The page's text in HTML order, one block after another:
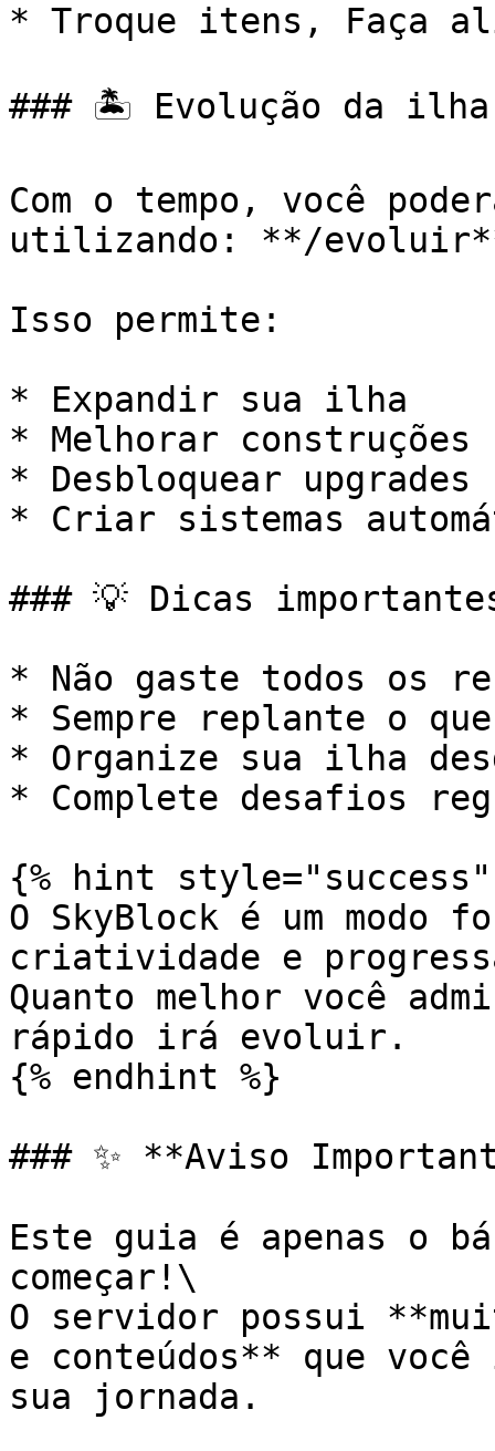
* Troque itens, Faça
### 🏝️ Evolução da ilha
Com o tempo, você
utilizando: **/
Isso permite:
* Expandir sua ilha
* Melhorar construções
* Desbloquear upgrades
* Criar sistemas
### 💡 Dicas
* Não gaste todos os
* Sempre replante o
* Organize sua ilha
* Complete desafios
{% hint style="success"
O SkyBlock é um modo
criatividade e
Quanto melhor você
rápido irá evoluir.
{% endhint %}
### ✨ **Aviso
Este guia é apenas o
começar!\
O servidor possui
e conteúdos** que
sua jornada.